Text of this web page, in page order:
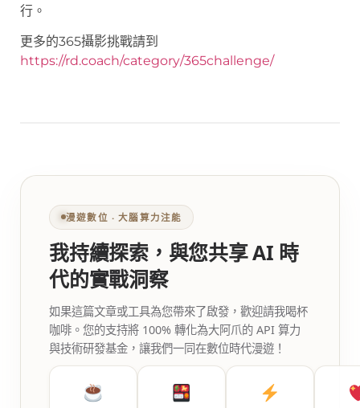
行。
更多的365攝影挑戰請到
https://rd.coach/category/365challenge/
漫遊數位 ‧ 大腦算力注能
我持續探索，與您共享 AI 時
代的實戰洞察
如果這篇文章或工具為您帶來了啟發，歡迎請我喝杯
咖啡。您的支持將 100% 轉化為大阿爪的 API 算力
與技術研發基金，讓我們一同在數位時代漫遊！